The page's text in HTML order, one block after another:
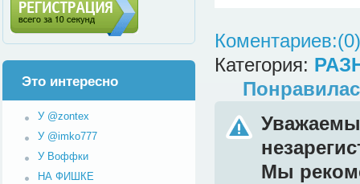
Коментариев:(0)
Категория:
Мы
Регистрация (всего за 10
Это интересно
У @zontex
У @imko777
У Воффки
НА ФИШКЕ